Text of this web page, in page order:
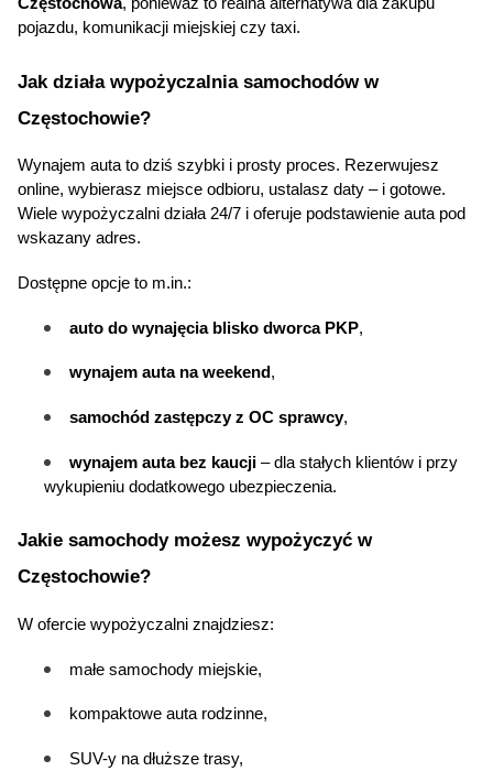
pojazdu, komunikacji miejskiej czy taxi.
Jak działa wypożyczalnia samochodów w
Częstochowie?
Wynajem auta to dziś szybki i prosty proces. Rezerwujesz
online, wybierasz miejsce odbioru, ustalasz daty – i gotowe.
Wiele wypożyczalni działa 24/7 i oferuje podstawienie auta pod
wskazany adres.
Dostępne opcje to m.in.:
auto do wynajęcia blisko dworca PKP,
wynajem auta na weekend,
samochód zastępczy z OC sprawcy,
wynajem auta bez kaucji – dla stałych klientów i przy
wykupieniu dodatkowego ubezpieczenia.
Jakie samochody możesz wypożyczyć w
Częstochowie?
W ofercie wypożyczalni znajdziesz:
małe samochody miejskie,
kompaktowe auta rodzinne,
SUV-y na dłuższe trasy,